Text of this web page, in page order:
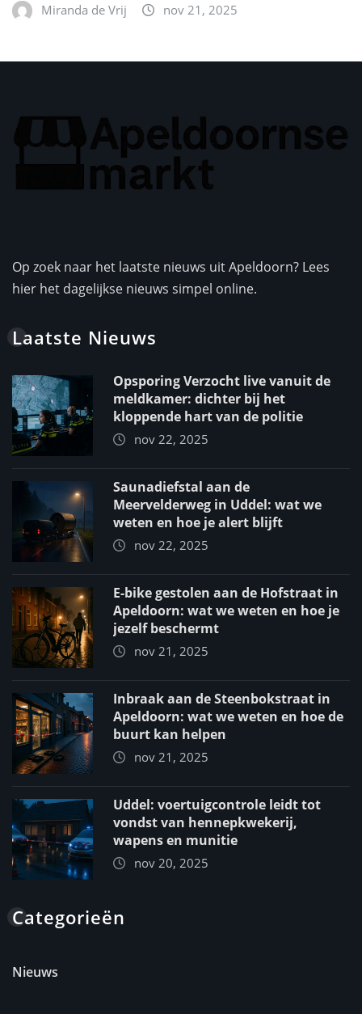
Miranda de Vrij nov 21, 2025
Op zoek naar het laatste nieuws uit Apeldoorn? Lees
hier het dagelijkse nieuws simpel online.
Laatste Nieuws
Opsporing Verzocht live vanuit de
meldkamer: dichter bij het
kloppende hart van de politie
nov 22, 2025
Saunadiefstal aan de
Meervelderweg in Uddel: wat we
weten en hoe je alert blijft
nov 22, 2025
E-bike gestolen aan de Hofstraat in
Apeldoorn: wat we weten en hoe je
jezelf beschermt
nov 21, 2025
Inbraak aan de Steenbokstraat in
Apeldoorn: wat we weten en hoe de
buurt kan helpen
nov 21, 2025
Uddel: voertuigcontrole leidt tot
vondst van hennepkwekerij,
wapens en munitie
nov 20, 2025
Categorieën
Nieuws